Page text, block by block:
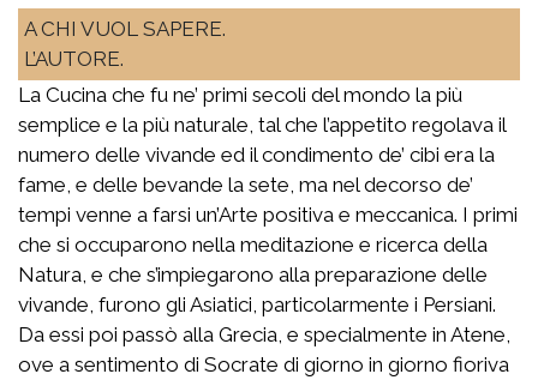
A CHI VUOL SAPERE.
L’AUTORE.
La Cucina che fu ne’ primi secoli del mondo la più
semplice e la più naturale, tal che l’appetito regolava il
numero delle vivande ed il condimento de’ cibi era la
fame, e delle bevande la sete, ma nel decorso de’
tempi venne a farsi un’Arte positiva e meccanica. I primi
che si occuparono nella meditazione e ricerca della
Natura, e che s’impiegarono alla preparazione delle
vivande, furono gli Asiatici, particolarmente i Persiani.
Da essi poi passò alla Grecia, e specialmente in Atene,
ove a sentimento di Socrate di giorno in giorno fioriva